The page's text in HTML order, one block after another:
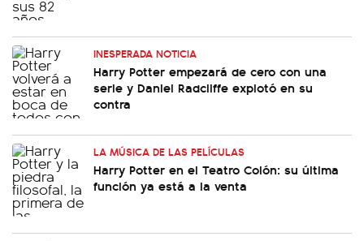
INESPERADA NOTICIA
Harry Potter empezará de cero con una
serie y Daniel Radcliffe explotó en su
contra
LA MÚSICA DE LAS PELÍCULAS
Harry Potter en el Teatro Colón: su última
función ya está a la venta